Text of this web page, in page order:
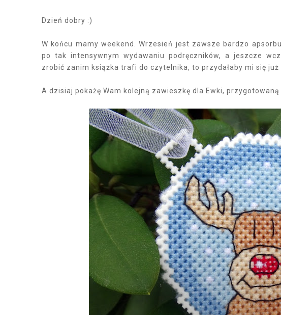
Dzień dobry :)
W końcu mamy weekend. Wrzesień jest zawsze bardzo
po tak intensywnym wydawaniu podręczników, a jeszcze
zrobić zanim książka trafi do czytelnika, to przydałaby mi się
A dzisiaj pokażę Wam kolejną zawieszkę dla Ewki,